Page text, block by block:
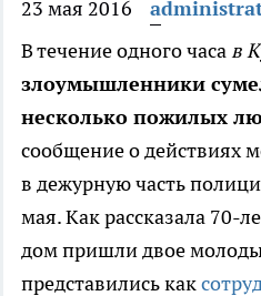
23 мая 2016
В течение одного часав
злоумышленники
несколько пожилых
сообщение о действиях
в дежурную часть
мая. Как рассказала 70-
дом пришли двое
представились как